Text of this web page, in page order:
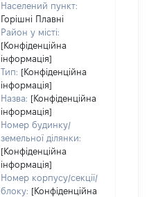
Населений пункт:
Горішні Плавні
Район у місті:
[Конфіденційна
інформація]
Тип: [Конфіденційна
інформація]
Назва: [Конфіденційна
інформація]
Номер будинку/
земельної ділянки:
[Конфіденційна
інформація]
Номер корпусу/секції/
блоку: [Конфіденційна